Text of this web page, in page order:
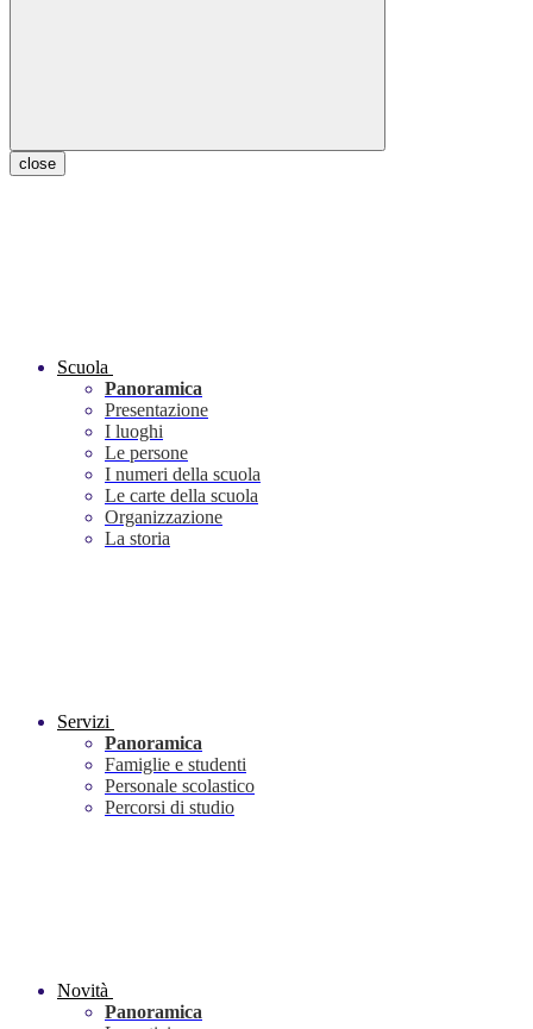
close
Scuola
Panoramica
Presentazione
I luoghi
Le persone
I numeri della scuola
Le carte della scuola
Organizzazione
La storia
Servizi
Panoramica
Famiglie e studenti
Personale scolastico
Percorsi di studio
Novità
Panoramica